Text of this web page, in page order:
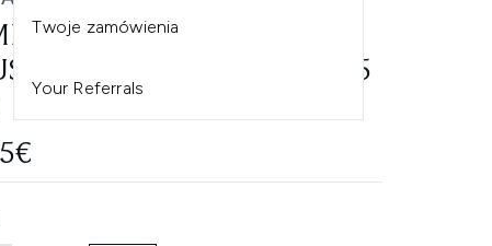
Twoje zamówienia
Your Referrals
NA OCZY DR.
EYE REVIVE (10 X 5